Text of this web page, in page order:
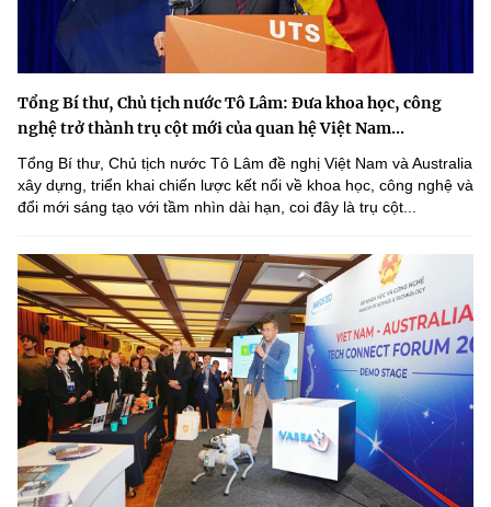
Tổng Bí thư, Chủ tịch nước Tô Lâm: Đưa khoa học, công
nghệ trở thành trụ cột mới của quan hệ Việt Nam...
Tổng Bí thư, Chủ tịch nước Tô Lâm đề nghị Việt Nam và Australia
xây dựng, triển khai chiến lược kết nối về khoa học, công nghệ và
đổi mới sáng tạo với tầm nhìn dài hạn, coi đây là trụ cột...